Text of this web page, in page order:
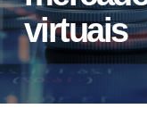
virtuais